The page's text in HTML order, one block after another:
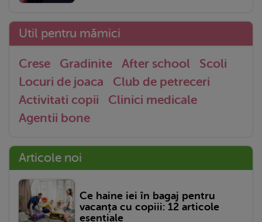
Util pentru mămici
Crese Gradinite After school
Scoli
Locuri de joaca
Club de petreceri
Activitati copii
Clinici medicale
Agentii bone
Articole noi
Ce haine iei în bagaj pentru
vacanța cu copiii: 12 articole
esențiale